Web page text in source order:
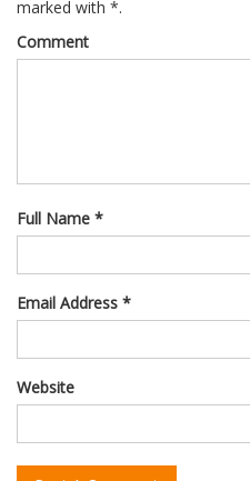
marked with *.
Comment
Full Name *
Email Address *
Website